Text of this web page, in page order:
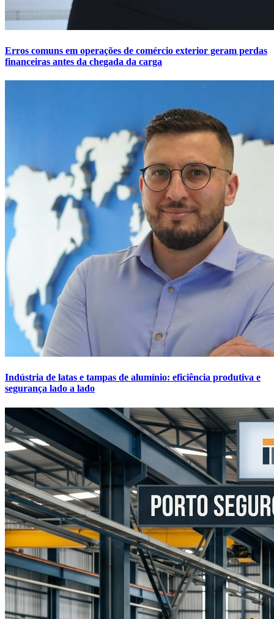
Erros comuns em operações de comércio exterior geram perdas
financeiras antes da chegada da carga
Indústria de latas e tampas de alumínio: eficiência produtiva e
segurança lado a lado